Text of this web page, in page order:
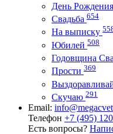
День Рождения
Свадьба 654
На выписку
Юбилей 508
Годовщина
Прости 369
Скучаю 291
Email:
Телефон +7 (495)
Есть вопросы?